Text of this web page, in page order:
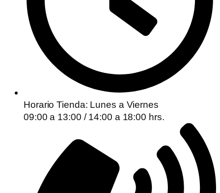
Horario Tienda: Lunes a Viernes
09:00 a 13:00 / 14:00 a 18:00 hrs.